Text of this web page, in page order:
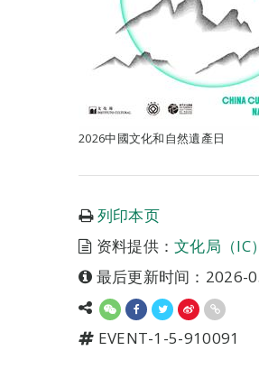
2026中國文化和自然遺產日
列印本页
资料提供：文化局（IC）
最后更新时间：2026-
EVENT-1-5-910091